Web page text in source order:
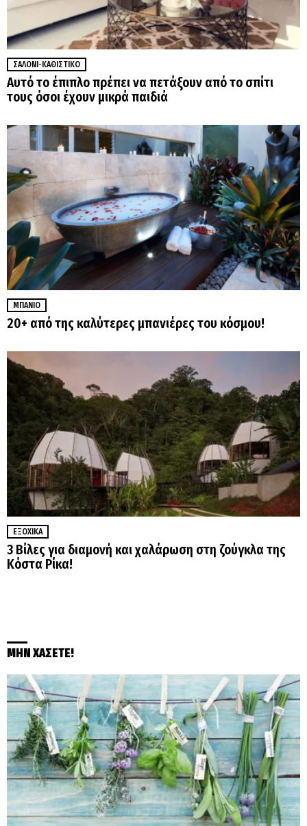
ΣΑΛΌΝΙ-ΚΑΘΙΣΤΙΚΌ
Αυτό το έπιπλο πρέπει να πετάξουν από το σπίτι
τους όσοι έχουν μικρά παιδιά
ΜΠΆΝΙΟ
20+ από της καλύτερες μπανιέρες του κόσμου!
ΕΞΟΧΙΚΆ
3 Βίλες για διαμονή και χαλάρωση στη ζούγκλα της
Κόστα Ρίκα!
ΜΗΝ ΧΑΣΕΤΕ!